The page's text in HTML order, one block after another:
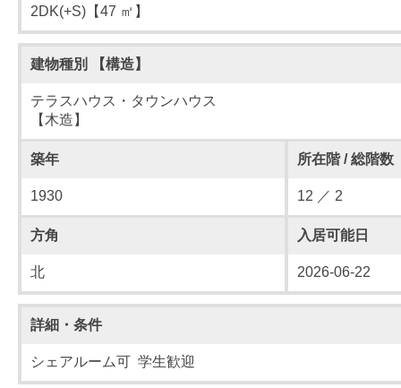
2DK(+S)【47 ㎡】
建物種別 【構造】
テラスハウス・タウンハウス
【木造】
築年 所在階 / 総階数
1930 12 ／ 2
方角 入居可能日
北 2026-06-22
詳細・条件
シェアルーム可 学生歓迎